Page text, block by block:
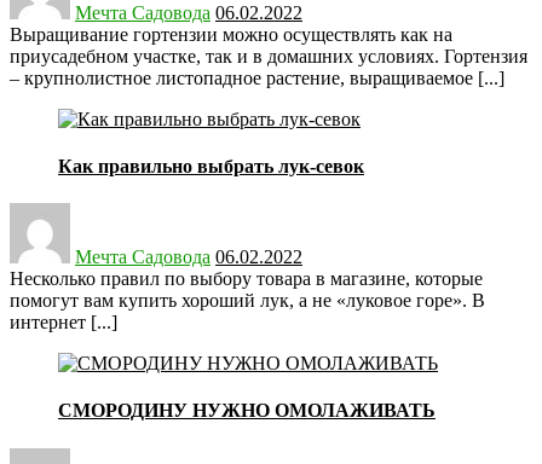
Мечта Садовода 06.02.2022
Выращивание гортензии можно осуществлять как на
приусадебном участке, так и в домашних условиях. Гортензия
– крупнолистное листопадное растение, выращиваемое [...]
Как правильно выбрать лук-севок
Мечта Садовода 06.02.2022
Несколько правил по выбору товара в магазине, которые
помогут вам купить хороший лук, а не «луковое горе». В
интернет [...]
СМОРОДИНУ НУЖНО ОМОЛАЖИВАТЬ